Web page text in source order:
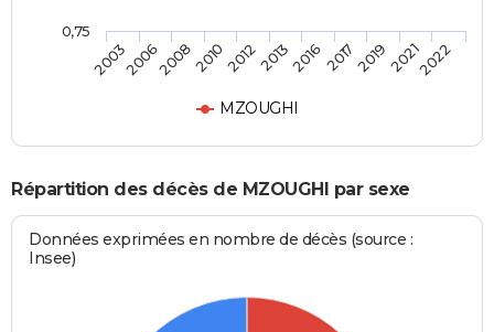
MZOUGHI
20032006200820102012201320162017201920212022
0,75
Répartition des décès de MZOUGHI par sexe
Données exprimées en nombre de décès (source :
Insee)